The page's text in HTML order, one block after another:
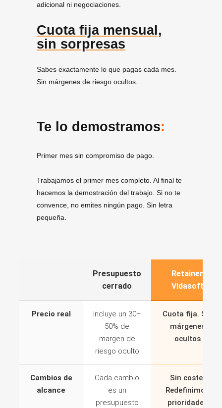
adicional ni negociaciones.
Cuota fija mensual,
sin sorpresas
Sabes exactamente lo que pagas cada mes.
Sin márgenes de riesgo ocultos.
Te lo demostramos:
Primer mes sin compromiso de pago.
Trabajamos el primer mes completo. Al final te
hacemos la demostración del trabajo. Si no te
convence, no emites ningún pago. Sin letra
pequeña.
Presupuesto
cerrado
Retainer
Vidasoft
Precio real
Incluye un 30–
50% de
margen de
riesgo oculto
Cuota fija. Sin
márgenes
ocultos
Cambios de
alcance
Cada cambio
es un
presupuesto
Sin coste.
Redefinimos
prioridades